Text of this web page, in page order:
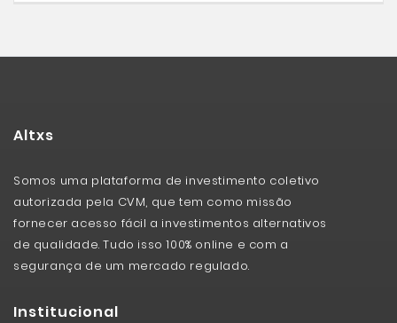
Altxs
Somos uma plataforma de investimento coletivo
autorizada pela CVM, que tem como missão
fornecer acesso fácil a investimentos alternativos
de qualidade. Tudo isso 100% online e com a
segurança de um mercado regulado.
Institucional